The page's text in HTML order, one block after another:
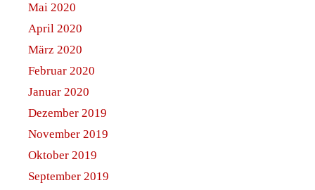
Mai 2020
April 2020
März 2020
Februar 2020
Januar 2020
Dezember 2019
November 2019
Oktober 2019
September 2019